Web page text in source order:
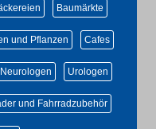
Baumärkte
und Pflanzen Cafes
Neurologen Urologen
und Fahrradzubehör